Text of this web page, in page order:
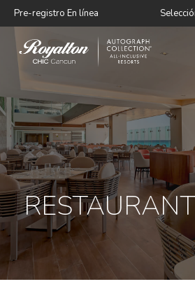
Pre-registro En línea
Royalton
CHIC
Cancun